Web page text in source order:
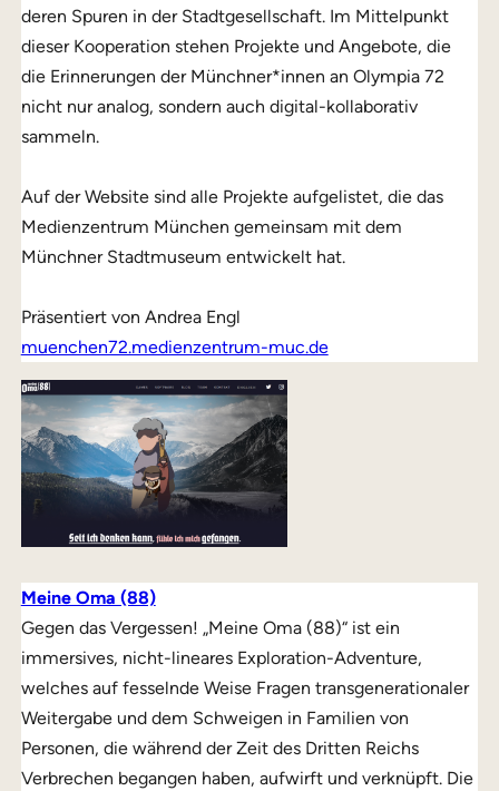
deren Spuren in der Stadtgesellschaft. Im Mittelpunkt
dieser Kooperation stehen Projekte und Angebote, die
die Erinnerungen der Münchner*innen an Olympia 72
nicht nur analog, sondern auch digital-kollaborativ
sammeln.
Auf der Website sind alle Projekte aufgelistet, die das
Medienzentrum München gemeinsam mit dem
Münchner Stadtmuseum entwickelt hat.
Präsentiert von Andrea Engl
muenchen72.medienzentrum-muc.de
Meine Oma (88)
Gegen das Vergessen! „Meine Oma (88)“ ist ein
immersives, nicht-lineares Exploration-Adventure,
welches auf fesselnde Weise Fragen transgenerationaler
Weitergabe und dem Schweigen in Familien von
Personen, die während der Zeit des Dritten Reichs
Verbrechen begangen haben, aufwirft und verknüpft. Die